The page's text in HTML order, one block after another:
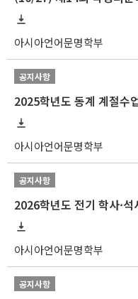
아시아언어문명학부
공지사항
2025학년도 동계 계절수
아시아언어문명학부
공지사항
2026학년도 전기 학사·
아시아언어문명학부
공지사항